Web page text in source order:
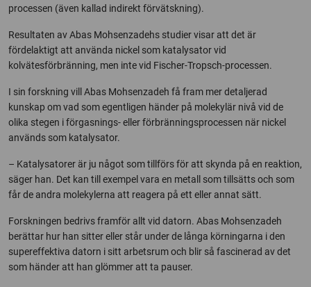
processen (även kallad indirekt förvätskning).
Resultaten av Abas Mohsenzadehs studier visar att det är
fördelaktigt att använda nickel som katalysator vid
kolvätesförbränning, men inte vid Fischer-Tropsch-processen.
I sin forskning vill Abas Mohsenzadeh få fram mer detaljerad
kunskap om vad som egentligen händer på molekylär nivå vid de
olika stegen i förgasnings- eller förbränningsprocessen när nickel
används som katalysator.
– Katalysatorer är ju något som tillförs för att skynda på en reaktion,
säger han. Det kan till exempel vara en metall som tillsätts och som
får de andra molekylerna att reagera på ett eller annat sätt.
Forskningen bedrivs framför allt vid datorn. Abas Mohsenzadeh
berättar hur han sitter eller står under de långa körningarna i den
supereffektiva datorn i sitt arbetsrum och blir så fascinerad av det
som händer att han glömmer att ta pauser.